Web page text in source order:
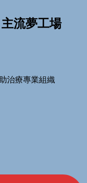
流夢工場
治療專業組織